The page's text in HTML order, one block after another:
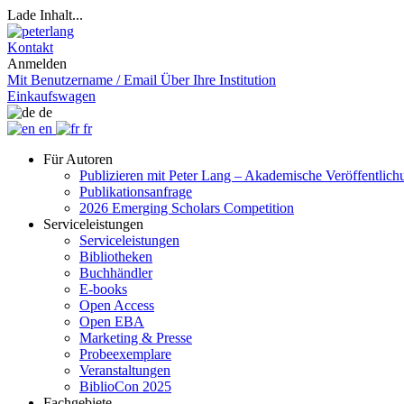
Lade Inhalt...
Kontakt
Anmelden
Mit Benutzername / Email Über Ihre Institution
Einkaufswagen
de
en
fr
Für Autoren
Publizieren mit Peter Lang – Akademische
Publikationsanfrage
2026 Emerging Scholars Competition
Serviceleistungen
Serviceleistungen
Bibliotheken
Buchhändler
E-books
Open Access
Open EBA
Marketing & Presse
Probeexemplare
Veranstaltungen
BiblioCon 2025